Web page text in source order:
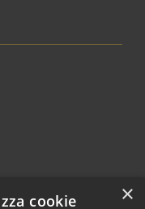
×
cookie